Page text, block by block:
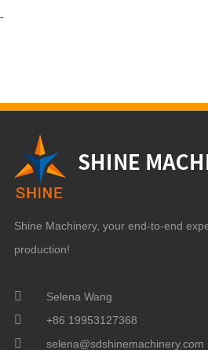
-
Shine Machinery, your end-to-end
production!
Selena Wang
+86 19953127368
selena@sdshinemachinery.com